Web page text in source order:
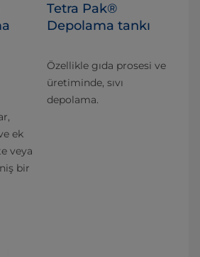
ek
veya
bir
Tetra Pak®
Depolama tankı
Özellikle gıda prosesi ve
üretiminde, sıvı
depolama.